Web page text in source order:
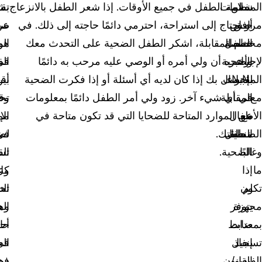
المنظمات
مرافق
مخصصة
لإجراء
المقابلات
مع
الأطفال
الضحايا،
وغالبًا
ما
تكون
مجهزة
بمعدات
تسجيل
نفس
جنس
الطفل
الضحية
بإجراء
المقابلة
مع
الطفل
الضحية.
إذا
لم
يتوفر
ضابط
إنفاذ
سلامة الطفل في جميع الأوقات. إذا شعر الطفل بالانزعاج
أو احتاج إلى استراحة، احترمي دائمًا حاجته إلى ذلك. في
ختام المقابلة، اشكر الطفل الضحية على التحدث معك
وأخبره أن ولي أمره أو الوصي عليه مرحب به دائمًا
للاتصال بك إذا كان لديه أي أسئلة أو إذا فكرت الضحية
في أي شيء آخر. زود ولي أمر الطفل دائمًا بمعلومات
عن الموارد المتاحة للضحايا التي قد تكون متاحة في
منطقتك.